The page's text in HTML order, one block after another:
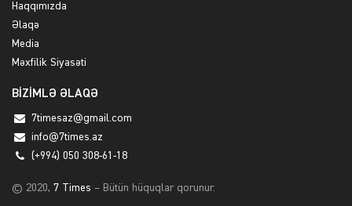
Haqqımızda
Əlaqə
Media
Məxfilik Siyasəti
BİZİMLƏ ƏLAQƏ
7timesaz@gmail.com
info@7times.az
(+994) 050 308-61-18
© 2020, 7 Times – Bütün hüquqlar qorunur.